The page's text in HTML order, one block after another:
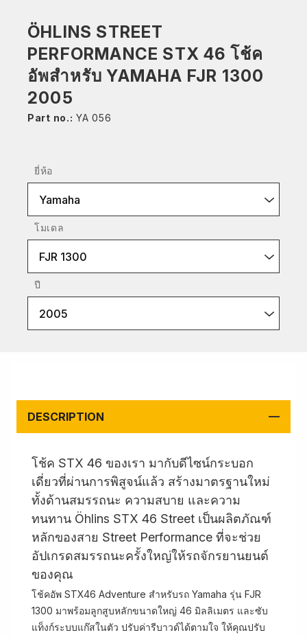
ÖHLINS STREET
PERFORMANCE STX 46 โช้ค
อัพสำหรับ YAMAHA FJR 1300
2005
Part no.: YA 056
ยี่ห้อ
Yamaha
โมเดล
FJR 1300
ปี
2005
DESCRIPTION
โช้ค STX 46 ของเรา มากับดีไซน์กระบอก
เดี่ยวที่ผ่านการพิสูจน์แล้ว สร้างมาตรฐานใหม่
ทั้งด้านสมรรถนะ ความสบาย และความ
ทนทาน Öhlins STX 46 Street เป็นผลิตภัณฑ์
หลักของสาย Street Performance ที่จะช่วย
อัปเกรดสมรรถนะครั้งใหญ่ให้รถจักรยานยนต์
ของคุณ
โช้คอัพ STX46 Adventure สำหรับรถ Yamaha รุ่น FJR
1300 มาพร้อมลูกสูบหลักขนาดใหญ่ 46 มิลลิเมตร และซับ
แท็งก์ระบบแก๊สในตัว ปรับค่ารีบาวด์ได้ตามใจ ให้คุณปรับ